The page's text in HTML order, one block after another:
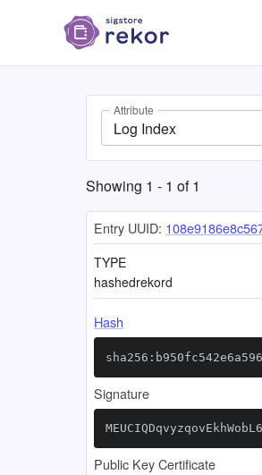
Attribute
Log Index
Showing 1 - 1 of1
Entry UUID:
TYPE
hashedrekord
Hash
Signature
Public Key Certificate